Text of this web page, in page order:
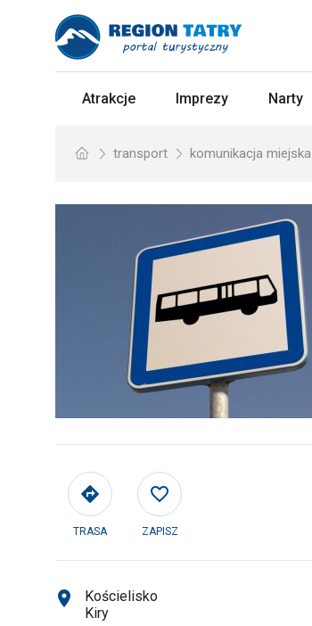
Atrakcje Imprezy Narty
transport komunikacja miejska
TRASA ZAPISZ
Kościelisko
Kiry